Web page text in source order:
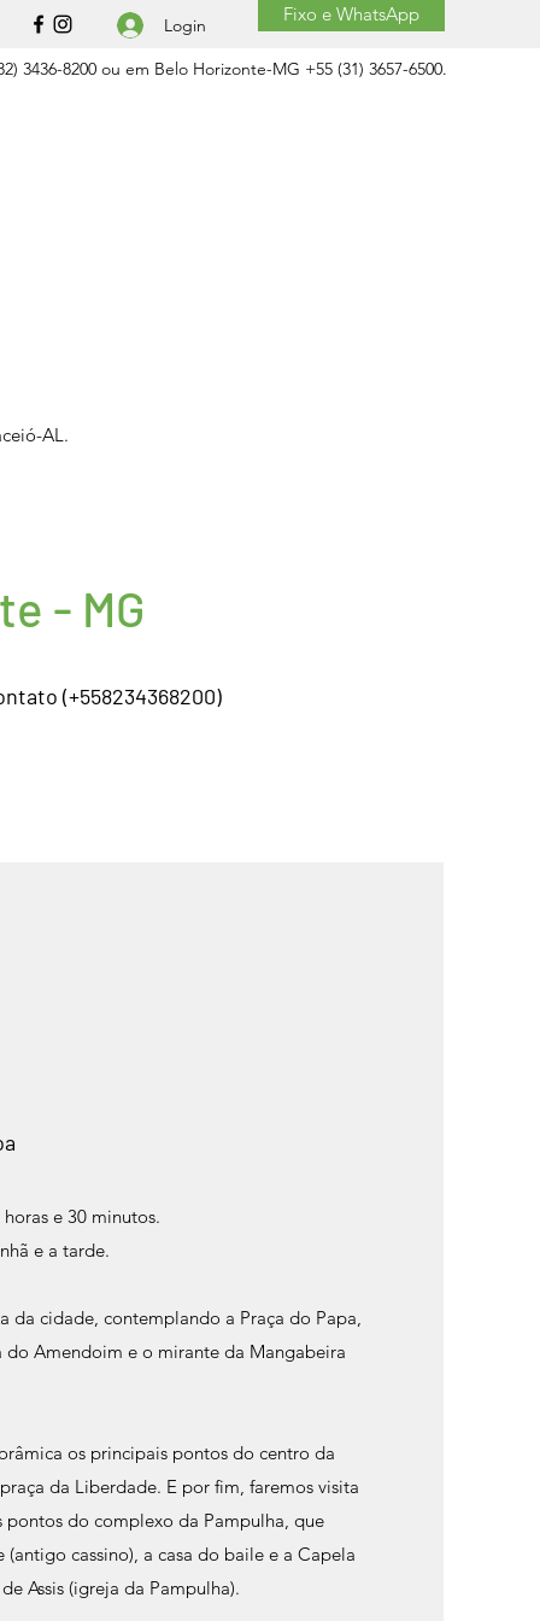
Login Fixo e WhatsApp
3436-8200 ou em Belo Horizonte-MG +55 (31) 3657-6500.
AL.
- MG
(+558234368200)
e 30 minutos.
e a tarde.
da cidade, contemplando a Praça do Papa,
do Amendoim e o mirante da Mangabeira
os principais pontos do centro da
da Liberdade. E por fim, faremos visita
pontos do complexo da Pampulha, que
(antigo cassino), a casa do baile e a Capela
Assis (igreja da Pampulha).